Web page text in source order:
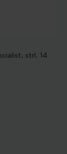
strl. 14